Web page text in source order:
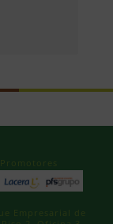
Promotores
Empresarial de